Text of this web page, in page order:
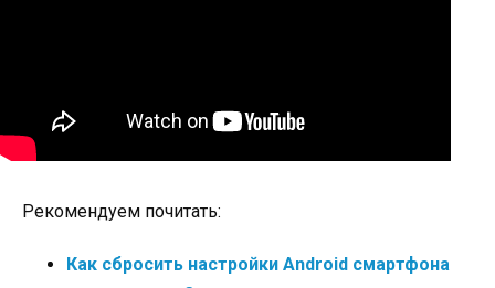
Рекомендуем почитать:
Как сбросить настройки Android смартфона